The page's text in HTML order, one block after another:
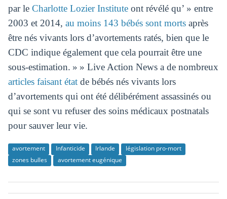
par le Charlotte Lozier Instituteont révélé qu’ » entre
2003 et 2014, au moins 143 bébés sont mortsaprès
être nés vivants lors d’avortements ratés, bien que le
CDC indique également que cela pourrait être une
sous-estimation. » » Live Action News a de nombreux
articles faisant étatde bébés nés vivants lors
d’avortements qui ont été délibérément assassinés ou
qui se sont vu refuser des soins médicaux postnatals
pour sauver leur vie.
avortement Infanticide Irlande
législation pro-mort
zones bulles
avortement eugénique